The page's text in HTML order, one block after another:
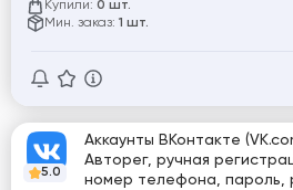
Купили: 0 шт.
Мин. заказ: 1 шт.
5.0
Аккаунты ВКонтакте
Авторег, ручная
номер телефона, пароль,